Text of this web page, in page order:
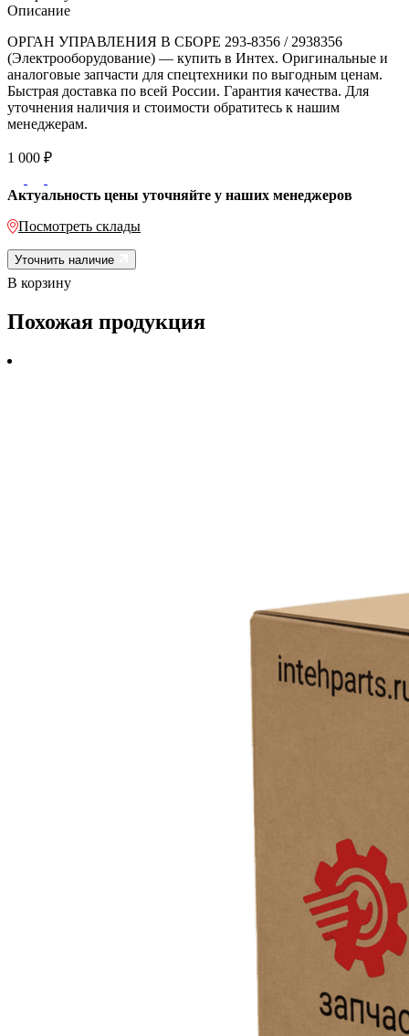
Описание
ОРГАН УПРАВЛЕНИЯ В СБОРЕ 293-8356 / 2938356
(Электрооборудование) — купить в Интех. Оригинальные и
аналоговые запчасти для спецтехники по выгодным ценам.
Быстрая доставка по всей России. Гарантия качества. Для
уточнения наличия и стоимости обратитесь к нашим
менеджерам.
1 000 ₽
Актуальность цены уточняйте у наших менеджеров
Посмотреть склады
Уточнить наличие
В корзину
Похожая продукция